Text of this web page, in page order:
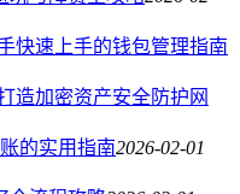
快速上手的钱包管理指南
造加密资产安全防护网
的实用指南2026-02-01